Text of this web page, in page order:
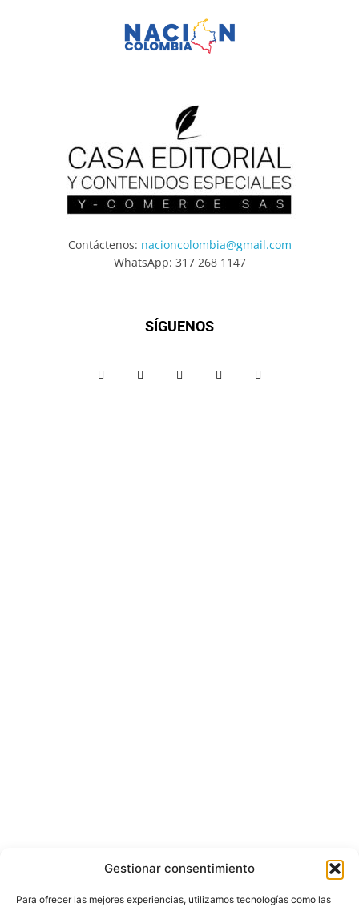
Gestionar consentimiento
Para ofrecer las mejores experiencias, utilizamos tecnologías como las
Contáctenos: nacioncolombia@gmail.com
WhatsApp: 317 268 1147
SÍGUENOS